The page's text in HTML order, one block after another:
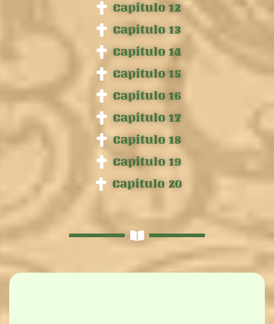
Capítulo 12
Capítulo 13
Capítulo 14
Capítulo 15
Capítulo 16
Capítulo 17
Capítulo 18
Capítulo 19
Capítulo 20